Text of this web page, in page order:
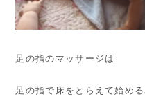
足の指のマッサージは
足の指で床をとらえて始め